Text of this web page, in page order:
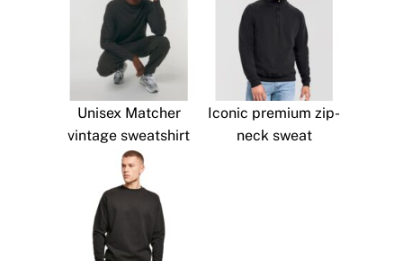
Unisex Matcher
vintage sweatshirt
Iconic premium zip-
neck sweat